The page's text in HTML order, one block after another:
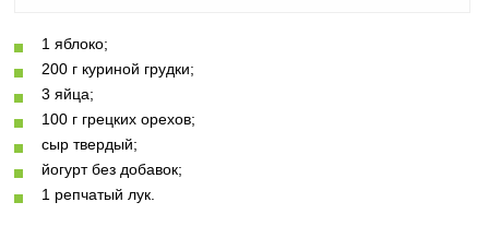
1 яблоко;
200 г куриной грудки;
3 яйца;
100 г грецких орехов;
сыр твердый;
йогурт без добавок;
1 репчатый лук.